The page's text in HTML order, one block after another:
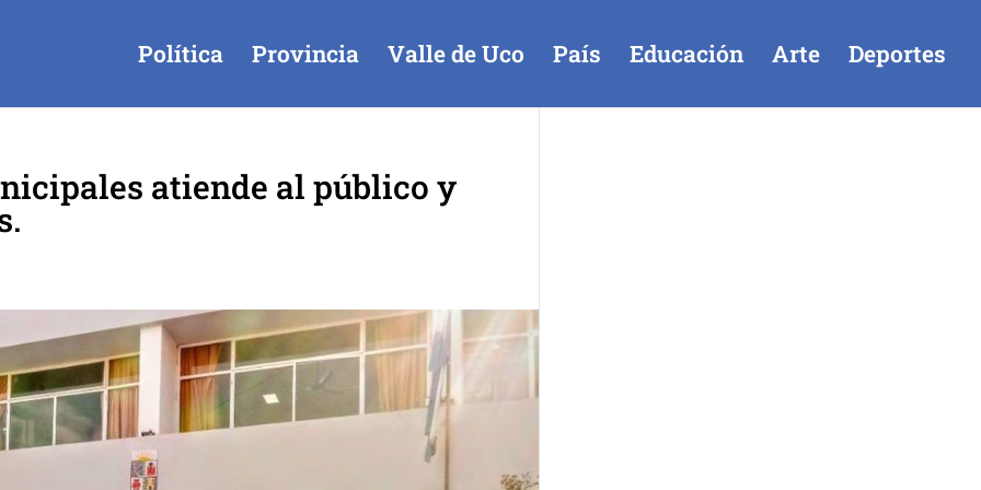
Política Provincia Valle de Uco País Educación Arte Deportes
atiende al público y